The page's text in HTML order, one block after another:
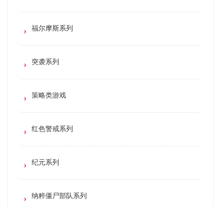
福尔摩斯系列
突袭系列
策略类游戏
红色警戒系列
纪元系列
纳粹僵尸部队系列